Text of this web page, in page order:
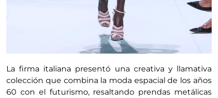
La firma italiana presentó una creativa y llamativa
colección que combina la moda espacial de los años
60 con el futurismo, resaltando prendas metálicas